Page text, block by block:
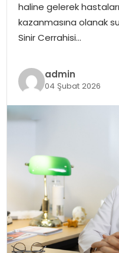
haline gelerek
kazanmasına olanak
Sinir Cerrahisi…
admin
04 Şubat 2026